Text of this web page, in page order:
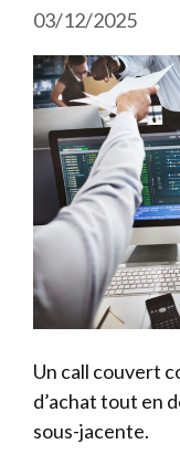
03/12/2025
Un call couvert
d’achat tout en
sous-jacente.